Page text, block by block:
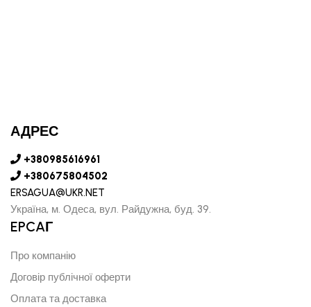
АДРЕС
+380985616961
+380675804502
ERSAGUA@UKR.NET
Україна, м. Одеса, вул. Райдужна, буд. 39.
EPCAГ
Про компанію
Договір публічної оферти
Оплата та доставка